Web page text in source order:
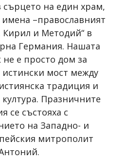
сърцето на един храм,
–православният
Кирил и Методий“ в
Германия. Нашата
не е просто дом за
истински мост между
традиция и
Празничните
се състояха с
на Западно- и
митрополит